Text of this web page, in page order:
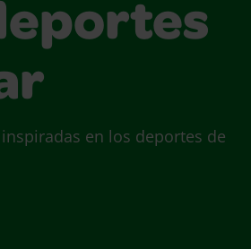
en los deportes de